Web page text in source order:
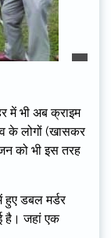
में भी अब क्राइम
के लोगों (खासकर
को भी इस तरह
डबल मर्डर
है। जहां एक